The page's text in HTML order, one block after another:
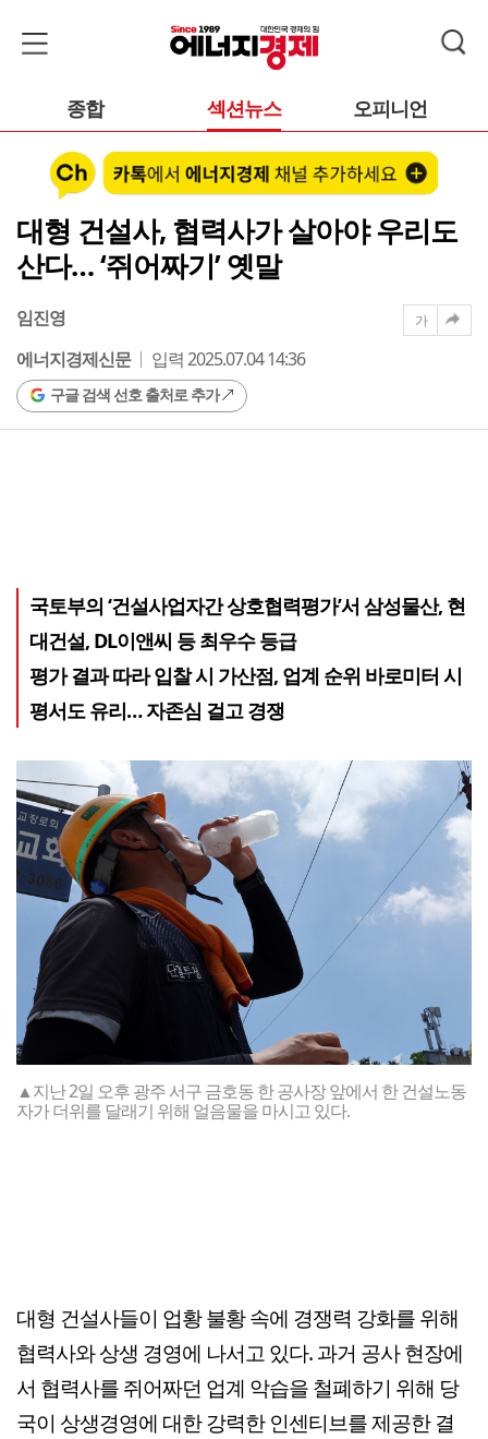
종합 섹션뉴스 오피니언
대형 건설사, 협력사가 살아야 우리도
산다… ‘쥐어짜기’ 옛말
임진영
에너지경제신문
입력 2025.07.04 14:36
구글 검색 선호 출처로 추가
가
국토부의 ‘건설사업자간 상호협력평가’서 삼성물산, 현
대건설, DL이앤씨 등 최우수 등급
평가 결과 따라 입찰 시 가산점, 업계 순위 바로미터 시
평서도 유리… 자존심 걸고 경쟁
▲지난 2일 오후 광주 서구 금호동 한 공사장 앞에서 한 건설노동
자가 더위를 달래기 위해 얼음물을 마시고 있다.
대형 건설사들이 업황 불황 속에 경쟁력 강화를 위해
협력사와 상생 경영에 나서고 있다. 과거 공사 현장에
서 협력사를 쥐어짜던 업계 악습을 철폐하기 위해 당
국이 상생경영에 대한 강력한 인센티브를 제공한 결